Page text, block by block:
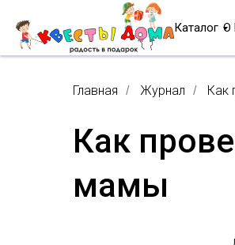
Каталог О
Главная / Журнал / Как
Как
мамы